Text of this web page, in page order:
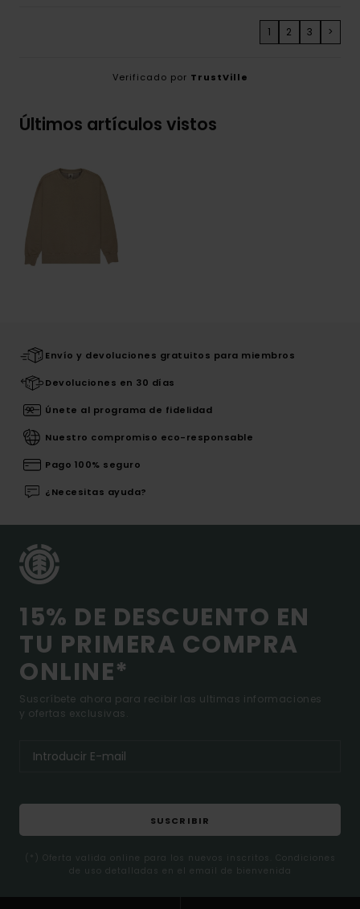
1 2 3 >
Verificado por TrustVille
Últimos artículos vistos
Envío y devoluciones gratuitos para miembros
Devoluciones en 30 días
Únete al programa de fidelidad
Nuestro compromiso eco-responsable
Pago 100% seguro
¿Necesitas ayuda?
15% DE DESCUENTO EN
TU PRIMERA COMPRA
ONLINE*
Suscríbete ahora para recibir las ultimas informaciones
y ofertas exclusivas.
SUSCRIBIR
(*) Oferta valida online para los nuevos inscritos. Condiciones
de uso detalladas en el email de bienvenida